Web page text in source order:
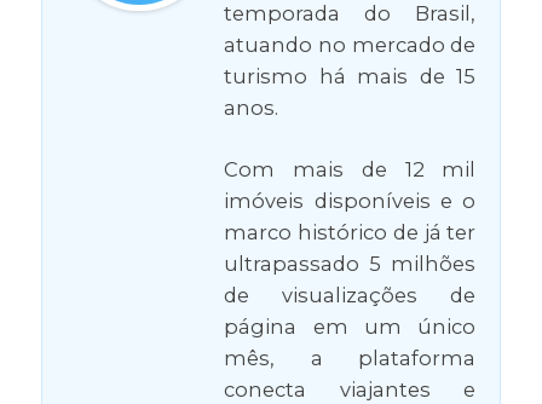
temporada do Brasil,
atuando no mercado de
turismo há mais de 15
anos.
Com mais de 12 mil
imóveis disponíveis e o
marco histórico de já ter
ultrapassado 5 milhões
de visualizações de
página em um único
mês, a plataforma
conecta viajantes e